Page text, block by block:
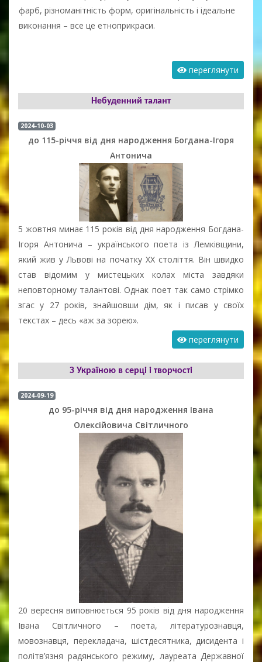
фарб, різноманітність форм, оригінальність і ідеальне
виконання – все це етноприкраси.
переглянути
Небуденний талант
2024-10-03
до 115-річчя від дня народження Богдана-Ігоря
Антонича
5 жовтня минає 115 років від дня народження Богдана-
Ігоря Антонича – українського поета із Лемківщини,
який жив у Львові на початку ХХ століття. Він швидко
став відомим у мистецьких колах міста завдяки
неповторному талантові. Однак поет так само стрімко
згас у 27 років, знайшовши дім, як і писав у своїх
текстах – десь «аж за зорею».
переглянути
З Україною в серці і творчості
2024-09-19
до 95-річчя від дня народження Івана
Олексійовича Світличного
20 вересня виповнюється 95 років від дня народження
Івана Світличного – поета, літературознавця,
мовознавця, перекладача, шістдесятника, дисидента і
політв’язня радянського режиму, лауреата Державної